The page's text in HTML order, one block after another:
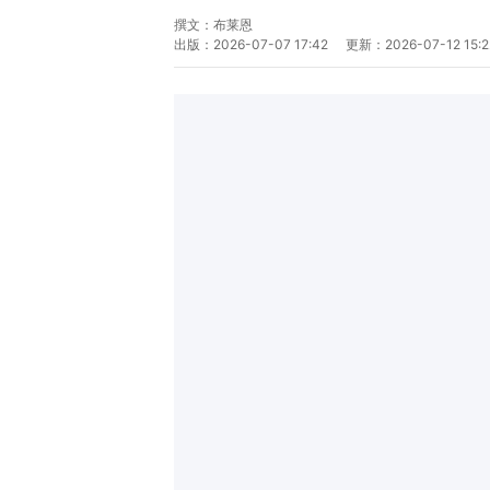
撰文： 布莱恩
出版： 2026-07-07 17:42 更新： 2026-07-12